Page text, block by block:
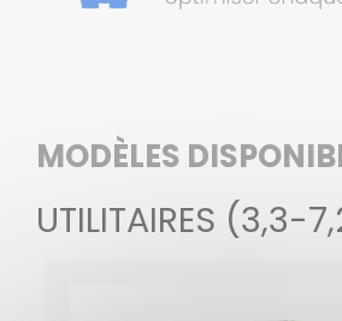
MODÈLES
UTILITAIRES (3,3-